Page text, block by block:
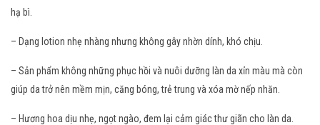
hạ bì.
– Dạng lotion nhẹ nhàng nhưng không gây nhờn dính, khó chịu.
– Sản phẩm không những phục hồi và nuôi dưỡng làn da xỉn màu mà còn
giúp da trở nên mềm mịn, căng bóng, trẻ trung và xóa mờ nếp nhăn.
– Hương hoa dịu nhẹ, ngọt ngào, đem lại cảm giác thư giãn cho làn da.